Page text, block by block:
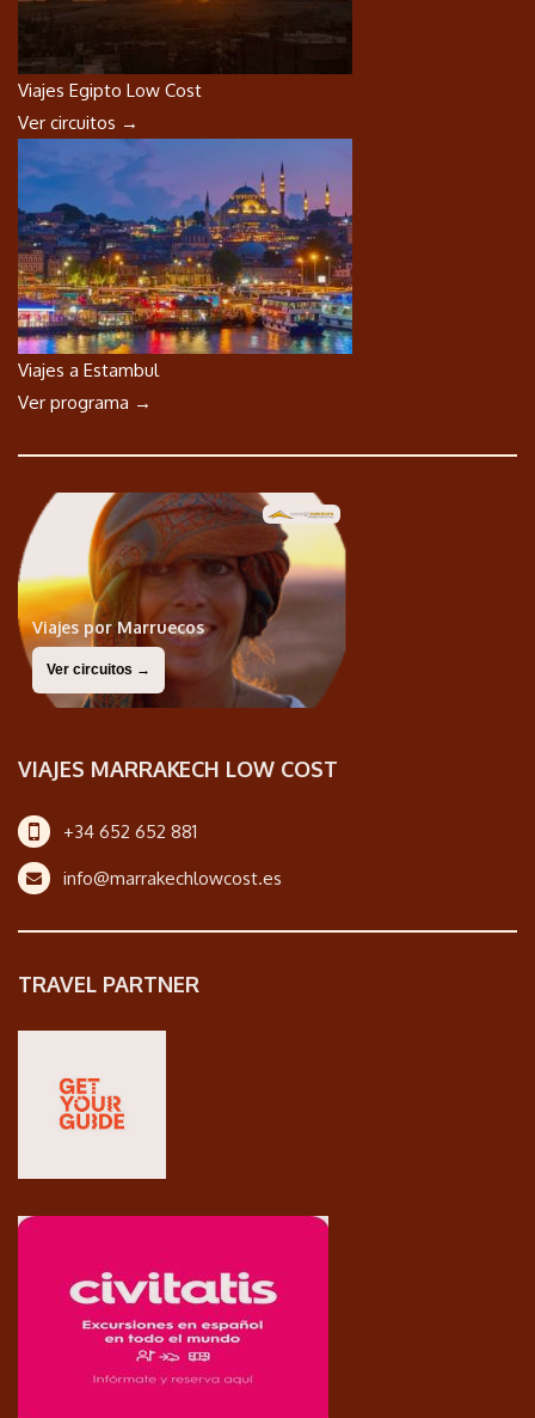
Viajes Egipto Low Cost
Ver circuitos →
Viajes a Estambul
Ver programa →
Viajes por Marruecos
Ver circuitos →
VIAJES MARRAKECH LOW COST
+34 652 652 881
info@marrakechlowcost.es
TRAVEL PARTNER